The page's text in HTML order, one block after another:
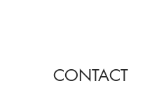
CONTACT